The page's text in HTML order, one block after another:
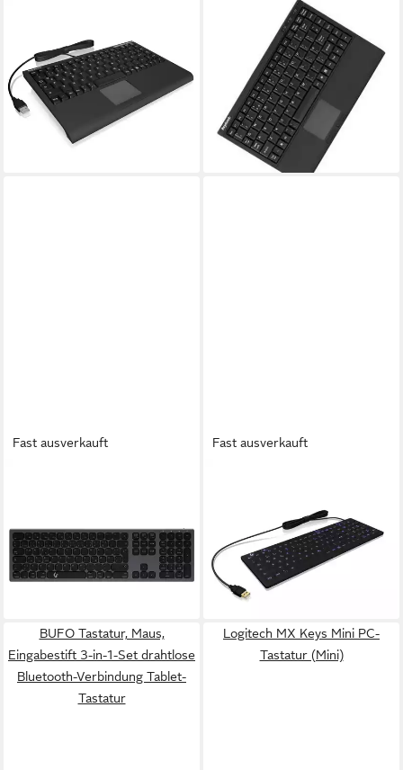
ACK-540U+ PC-Tastatur
66,74 €
lieferbar - in 3-4 Werktagen bei dir
ACK-540U+ (US)
Kabelgebunden Tastatur US-
Englisch, QWERTY Schwarz
Tastatur
65,36 €
lieferbar - in 9-11 Werktagen bei
Fast ausverkauft
Deutsch, QWERTZ Tastatur
(Wiederaufladbar)
ab 49,94 €
Fast ausverkauft
120,85 €
lieferbar - in 9-11 Werktagen bei
dir
BUFO Tastatur, Maus,
Eingabestift 3-in-1-Set drahtlose
Bluetooth-Verbindung Tablet-
Tastatur
Logitech MX Keys Mini PC-
Tastatur (Mini)